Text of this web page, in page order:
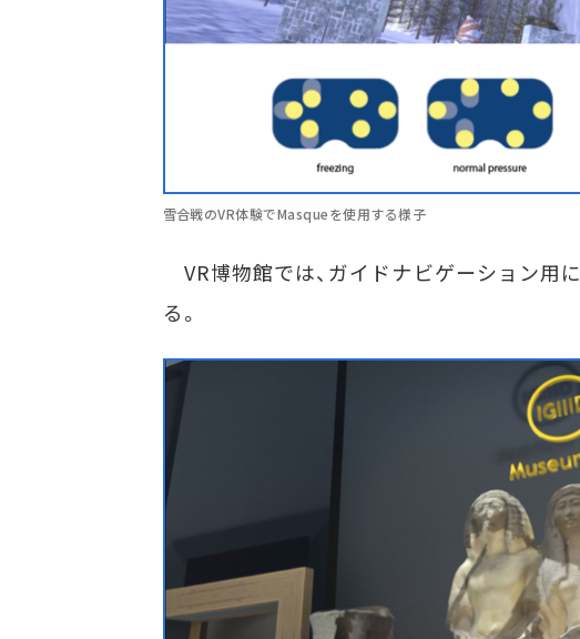
雪合戦のVR体験でMasqueを使用する様子
VR博物館では、ガイドナビゲーション用
る。